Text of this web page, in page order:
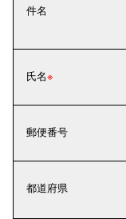
件名
氏名
郵便番号
都道府県